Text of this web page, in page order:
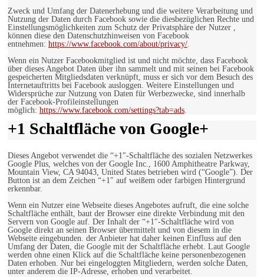
Zweck und Umfang der Datenerhebung und die weitere Verarbeitung und
Nutzung der Daten durch Facebook sowie die diesbezüglichen Rechte und
Einstellungsmöglichkeiten zum Schutz der Privatsphäre der Nutzer ,
können diese den Datenschutzhinweisen von Facebook
entnehmen: https://www.facebook.com/about/privacy/.
Wenn ein Nutzer Facebookmitglied ist und nicht möchte, dass Facebook
über dieses Angebot Daten über ihn sammelt und mit seinen bei Facebook
gespeicherten Mitgliedsdaten verknüpft, muss er sich vor dem Besuch des
Internetauftritts bei Facebook ausloggen. Weitere Einstellungen und
Widersprüche zur Nutzung von Daten für Werbezwecke, sind innerhalb
der Facebook-Profileinstellungen
möglich: https://www.facebook.com/settings?tab=ads.
+1 Schaltfläche von Google+
Dieses Angebot verwendet die “+1″-Schaltfläche des sozialen Netzwerkes
Google Plus, welches von der Google Inc., 1600 Amphitheatre Parkway,
Mountain View, CA 94043, United States betrieben wird (“Google”). Der
Button ist an dem Zeichen “+1″ auf weißem oder farbigen Hintergrund
erkennbar.
Wenn ein Nutzer eine Webseite dieses Angebotes aufruft, die eine solche
Schaltfläche enthält, baut der Browser eine direkte Verbindung mit den
Servern von Google auf. Der Inhalt der “+1″-Schaltfläche wird von
Google direkt an seinen Browser übermittelt und von diesem in die
Webseite eingebunden. der Anbieter hat daher keinen Einfluss auf den
Umfang der Daten, die Google mit der Schaltfläche erhebt. Laut Google
werden ohne einen Klick auf die Schaltfläche keine personenbezogenen
Daten erhoben. Nur bei eingeloggten Mitgliedern, werden solche Daten,
unter anderem die IP-Adresse, erhoben und verarbeitet.